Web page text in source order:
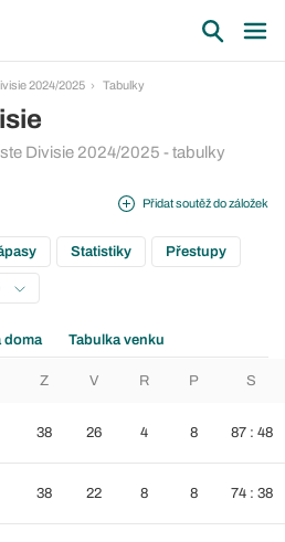
2024/2025 Tabulky
Divisie 2024/2025 - tabulky
Přidat soutěž do záložek
Statistiky Přestupy
doma Tabulka venku
Z V R P S
38 26 4 8 87 : 48
38 22 8 8 74 : 38